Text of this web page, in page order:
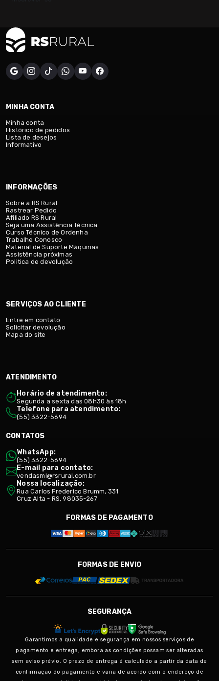
MINHA CONTA
Minha conta
Histórico de pedidos
Lista de desejos
Informativo
INFORMAÇÕES
Sobre a RS Rural
Rastrear Pedido
Afiliado RS Rural
Seja uma Assistência Técnica
Curso Técnico de Ordenha
Trabalhe Conosco
Material de Suporte Máquinas
Assistência próximas
Politica de devolução
SERVIÇOS AO CLIENTE
Entre em contato
Solicitar devolução
Mapa do site
ATENDIMENTO
Horário de atendimento:
Segunda a sexta das 08h30 às 18h
Telefone para atendimento:
(55) 3322-5694
CONTATOS
WhatsApp:
(55) 3322-5694
E-mail para contato:
vendasml@rsrural.com.br
Nossa localização:
Rua Carlos Frederico Brumm, 331
Cruz Alta - RS, 98035-267
FORMAS DE PAGAMENTO
FORMAS DE ENVIO
SEGURANÇA
Garantimos a qualidade e segurança em nossos serviços de
pagamento e entrega, embora as condições possam ser alteradas
sem aviso prévio. O prazo de entrega é calculado a partir da data de
confirmação do pagamento e varia de acordo com o endereço de